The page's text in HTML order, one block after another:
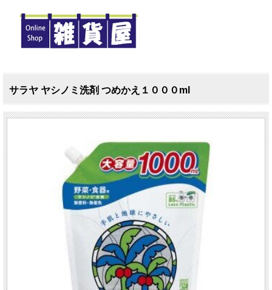
サラヤ ヤシノミ洗剤 つめかえ１０００ml